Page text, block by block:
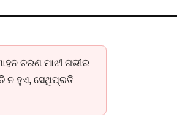
ଚରଣ ମାଝୀ ଗଭୀର
ନ ହୁଏ, ସେଥିପ୍ରତି